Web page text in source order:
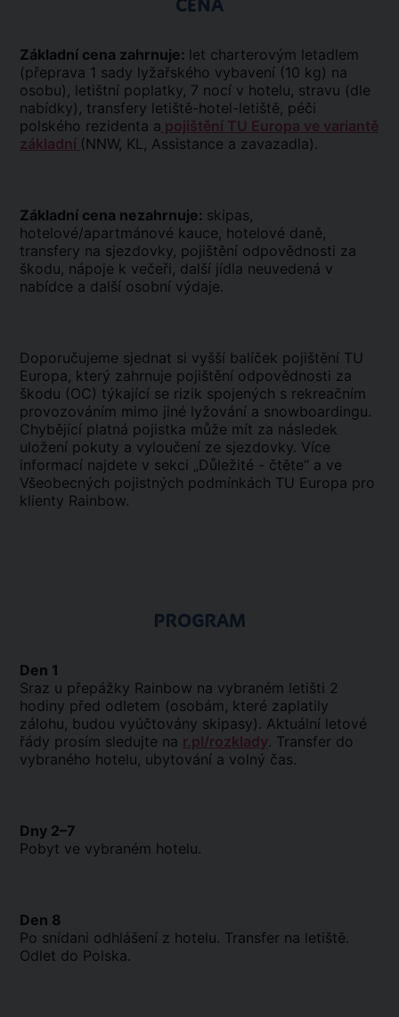
CENA
Základní cena zahrnuje: let charterovým letadlem
(přeprava 1 sady lyžařského vybavení (10 kg) na
osobu), letištní poplatky, 7 nocí v hotelu, stravu (dle
nabídky), transfery letiště-hotel-letiště, péči
polského rezidenta a pojištění TU Europa ve variantě
základní (NNW, KL, Assistance a zavazadla).
Základní cena nezahrnuje: skipas,
hotelové/apartmánové kauce, hotelové daně,
transfery na sjezdovky, pojištění odpovědnosti za
škodu, nápoje k večeři, další jídla neuvedená v
nabídce a další osobní výdaje.
Doporučujeme sjednat si vyšší balíček pojištění TU
Europa, který zahrnuje pojištění odpovědnosti za
škodu (OC) týkající se rizik spojených s rekreačním
provozováním mimo jiné lyžování a snowboardingu.
Chybějící platná pojistka může mít za následek
uložení pokuty a vyloučení ze sjezdovky. Více
informací najdete v sekci „Důležité - čtěte“ a ve
Všeobecných pojistných podmínkách TU Europa pro
klienty Rainbow.
PROGRAM
Den 1
Sraz u přepážky Rainbow na vybraném letišti 2
hodiny před odletem (osobám, které zaplatily
zálohu, budou vyúčtovány skipasy). Aktuální letové
řády prosím sledujte na r.pl/rozklady. Transfer do
vybraného hotelu, ubytování a volný čas.
Dny 2–7
Pobyt ve vybraném hotelu.
Den 8
Po snídani odhlášení z hotelu. Transfer na letiště.
Odlet do Polska.